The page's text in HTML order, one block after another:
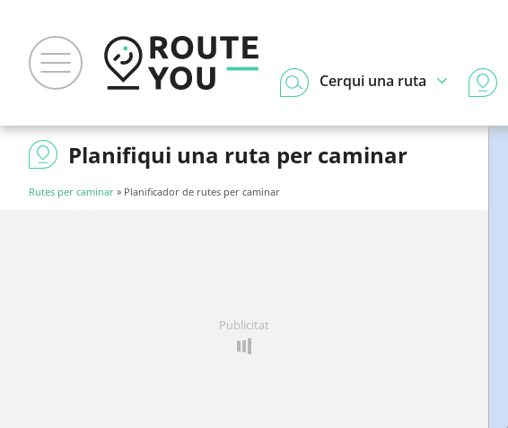
Cerqui una ruta
Planifiqui una ruta per caminar
Rutes per caminar » Planificador de rutes per caminar
Publicitat